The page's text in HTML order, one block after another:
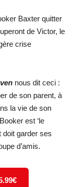
Baxter quitter
de Victor, le
crise
nous dit ceci :
de son parent, à
la vie de son
est ‘le
doit garder ses
d’amis.